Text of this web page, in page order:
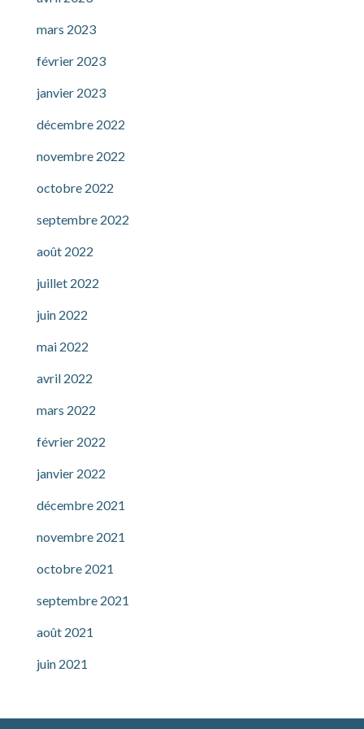
mars 2023
février 2023
janvier 2023
décembre 2022
novembre 2022
octobre 2022
septembre 2022
août 2022
juillet 2022
juin 2022
mai 2022
avril 2022
mars 2022
février 2022
janvier 2022
décembre 2021
novembre 2021
octobre 2021
septembre 2021
août 2021
juin 2021